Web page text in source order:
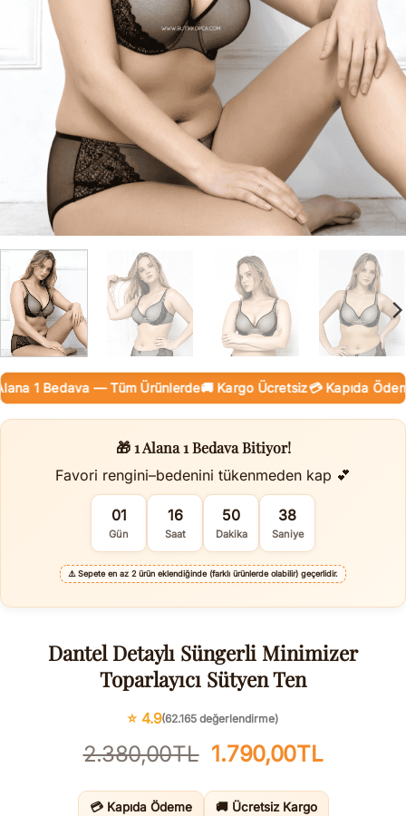
1 Bedava — Tüm Ürünlerde🚚 Kargo Ücretsiz💳 Kapıda Ödeme
🎁 1 Alana 1 Bedava Bitiyor!
Favori rengini–bedenini tükenmeden kap 💕
01
Gün
16
Saat
50
Dakika
37
Saniye
⚠️ Sepete en az 2 ürün eklendiğinde (farklı ürünlerde olabilir) geçerlidir.
Dantel Detaylı Süngerli Minimizer
Toparlayıcı Sütyen Ten
⭐ 4.9(62.165 değerlendirme)
2.380,00TL Orijinal
2.380,00TL.
1.790,00TLŞu
💳 Kapıda Ödeme 🚚 Ücretsiz Kargo